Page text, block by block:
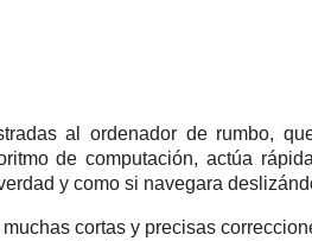
al ordenador de rumbo,
de computación, actúa
y como si navegara
cortas y precisas